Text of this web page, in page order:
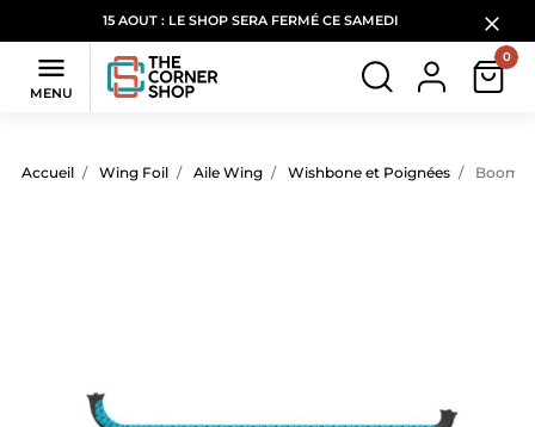
15 AOUT : LE SHOP SERA FERMÉ CE SAMEDI

MENU
0
Accueil Wing Foil Aile Wing Wishbone et Poignées Boom